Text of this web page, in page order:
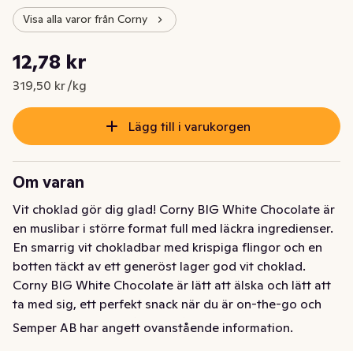
Visa alla varor från Corny
Nuvarande pris är: 12,78 kr
12,78 kr
319,50 kr /kg
Styckpris: 319,50 kr /kg
Lägg till i varukorgen
Om varan
Vit choklad gör dig glad! Corny BIG White Chocolate är
en muslibar i större format full med läckra ingredienser.
En smarrig vit chokladbar med krispiga flingor och en
botten täckt av ett generöst lager god vit choklad.
Corny BIG White Chocolate är lätt att älska och lätt att
ta med sig, ett perfekt snack när du är on-the-go och
behöver ett mellanmål som både smakar supergott och
Semper AB har angett ovanstående information.